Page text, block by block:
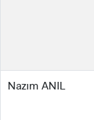
Nazım ANIL